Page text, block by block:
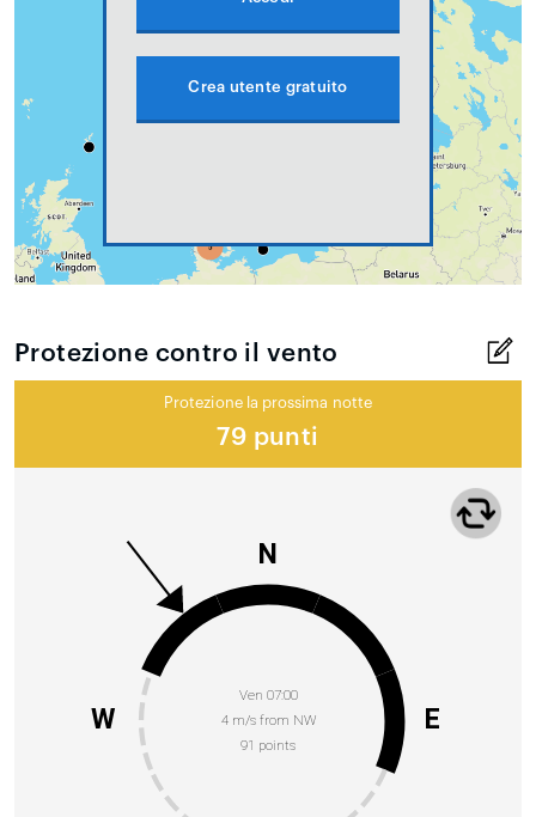
Crea utente gratuito
Protezione contro il vento
Protezione la prossima notte
79 punti
Ven 07:00
4 m/s from NW
91 points
N
E
W